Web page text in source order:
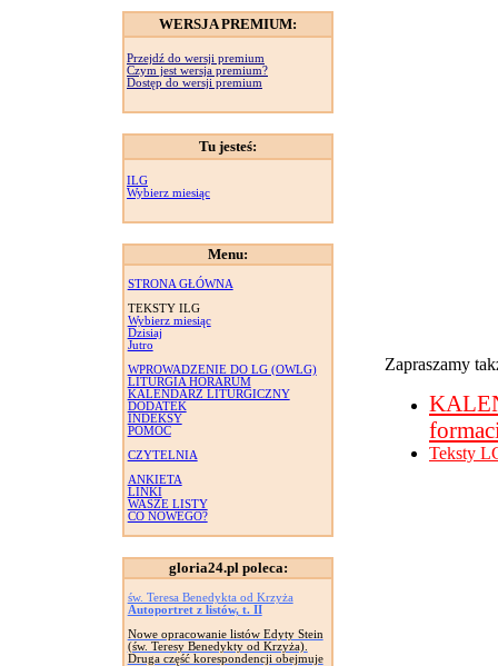
WERSJA PREMIUM:
Przejdź do wersji premium
Czym jest wersja premium?
Dostęp do wersji premium
Tu jesteś:
ILG
Wybierz miesiąc
Menu:
STRONA GŁÓWNA
TEKSTY ILG
Wybierz miesiąc
Dzisiaj
Jutro
WPROWADZENIE DO LG (OWLG)
LITURGIA HORARUM
KALENDARZ LITURGICZNY
DODATEK
INDEKSY
POMOC
CZYTELNIA
ANKIETA
LINKI
WASZE LISTY
CO NOWEGO?
gloria24.pl poleca:
św. Teresa Benedykta od Krzyża
Autoportret z listów, t. II
Nowe opracowanie listów Edyty Stein
(św. Teresy Benedykty od Krzyża).
Druga część korespondencji obejmuje
Zapraszamy
Teksty